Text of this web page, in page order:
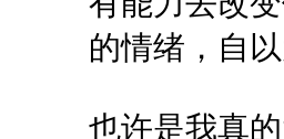
的情绪，自
也许是我真